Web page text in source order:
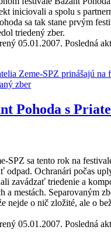
iniciovali a spolu s
sa tak stane prvým
triedený zber.
05.01.2007. Posledná
Zeme-SPZ prinášajú na
zber
Pohoda s
SPZ sa tento rok na
odpad. Ochranári počas
zavádzať triedenie a
a mestách. Separovaným
nejde o nič zložité, ale o
05.01.2007. Posledná